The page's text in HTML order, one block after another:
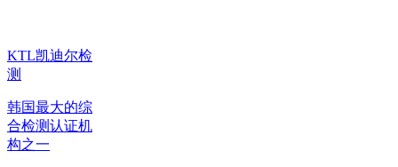
KTL凯迪尔检
测
韩国最大的综
合检测认证机
构之一